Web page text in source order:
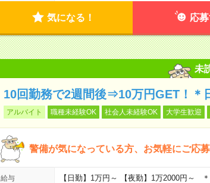
気になる！ 応
未
10回勤務で2週間後⇒10万円GET！＊
アルバイト 職種未経験OK 社会人未経験OK 大学生歓迎
警備が気になっている方、お気軽にご応
給与
【日勤】1万円～ 【夜勤】1万2000円～